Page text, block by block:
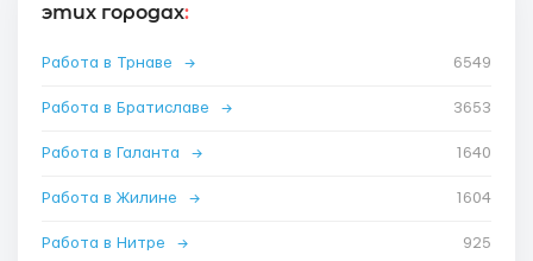
этих городах:
Работа в Трнаве → 6549
Работа в Братиславе → 3653
Работа в Галанта → 1640
Работа в Жилине → 1604
Работа в Нитре → 925